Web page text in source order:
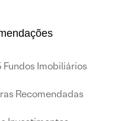
Fundos Imobiliários
Recomendadas